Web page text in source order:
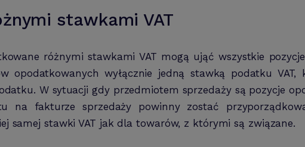
stawkami VAT
różnymi stawkami VAT mogą ująć wszystkie
opodatkowanych wyłącznie jedną stawką podatku
W sytuacji gdy przedmiotem sprzedaży są pozycje
na fakturze sprzedaży powinny zostać
samej stawki VAT jak dla towarów, z którymi są związane.